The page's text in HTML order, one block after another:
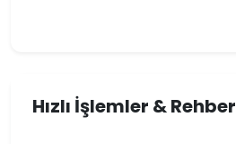
Hızlı İşlemler & Rehber